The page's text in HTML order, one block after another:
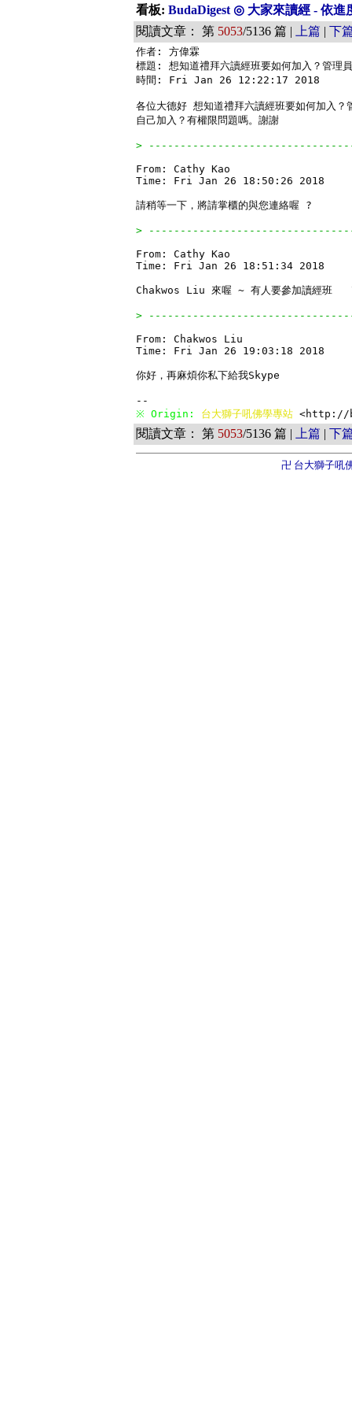
看板: BudaDigest ◎ 大家來讀經 - 依進
閱讀文章： 第 5053/5136 篇 | 上篇 | 下
作者: 方偉霖
標題: 想知道禮拜六讀經班要如何加入？管理
時間: Fri Jan 26 12:22:17 2018
各位大德好 想知道禮拜六讀經班要如何加入
自己加入？有權限問題嗎。謝謝
>
From: Cathy Kao
Time: Fri Jan 26 18:50:26 2018
請稍等一下，將請掌櫃的與您連絡喔 ?
>
From: Cathy Kao
Time: Fri Jan 26 18:51:34 2018
Chakwos Liu 來喔 ~ 有人要參加讀經班
>
From: Chakwos Liu
Time: Fri Jan 26 19:03:18 2018
你好，再麻煩你私下給我Skype
※ Origin: 台大獅子吼佛學專站 <http://
閱讀文章： 第 5053/5136 篇 | 上篇 | 下
卍 台大獅子吼